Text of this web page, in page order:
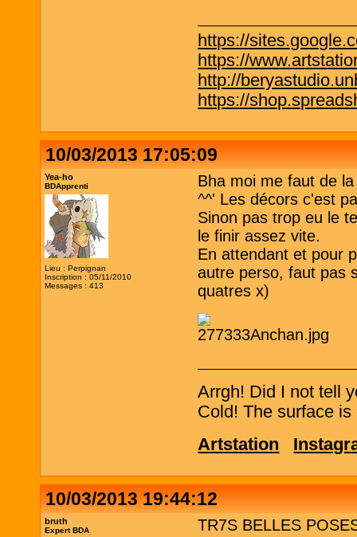
https://
https://
http://
https://
10/03/2013 17:05:09
Yea-ho
BDApprenti
Lieu : Perpignan
Inscription : 05/11/2010
Messages : 413
Bha moi me faut de
^^' Les décors c'est
Sinon pas trop eu le
le finir assez vite.
En attendant et pour
autre perso, faut pas
quatres x)
Arrgh! Did I not tell
Cold! The surface
Artstation
10/03/2013 19:44:12
bruth
Expert BDA
TR7S BELLES